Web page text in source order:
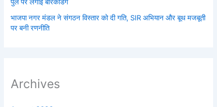
पुल पर लगाई बैरिकेडिंग
भाजपा नगर मंडल ने संगठन विस्तार को दी गति, SIR अभियान और बूथ मजबूती
पर बनी रणनीति
Archives